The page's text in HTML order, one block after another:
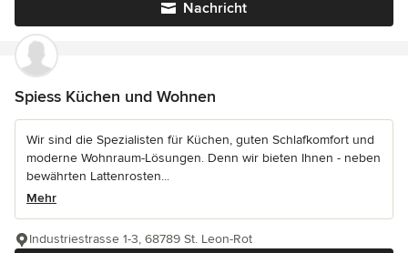
Nachricht
Spiess Küchen und Wohnen
Wir sind die Spezialisten für Küchen, guten Schlafkomfort und
moderne Wohnraum-Lösungen. Denn wir bieten Ihnen - neben
bewährten Lattenrosten...
Mehr
Industriestrasse 1-3, 68789 St. Leon-Rot